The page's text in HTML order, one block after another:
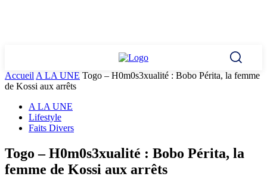
Accueil A LA UNE Togo – H0m0s3xualité : Bobo Périta, la femme
de Kossi aux arrêts
A LA UNE
Lifestyle
Faits Divers
Togo – H0m0s3xualité : Bobo Périta, la
femme de Kossi aux arrêts